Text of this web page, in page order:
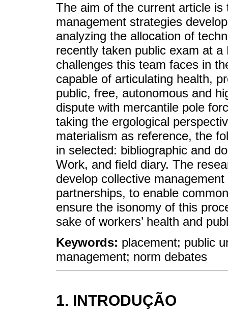
The aim of the current article
management strategies
analyzing the allocation of
recently taken public exam at
challenges this team faces in
capable of articulating health,
public, free, autonomous and
dispute with mercantile pole
taking the ergological
materialism as reference, the
in selected: bibliographic and
Work, and field diary. The
develop collective
partnerships, to enable
ensure the isonomy of this
sake of workers’ health and
Keywords: placement; public
management; norm debates
1. INTRODUÇÃO